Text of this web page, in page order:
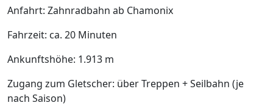
Anfahrt: Zahnradbahn ab Chamonix
Fahrzeit: ca. 20 Minuten
Ankunftshöhe: 1.913 m
Zugang zum Gletscher: über Treppen + Seilbahn (je
nach Saison)